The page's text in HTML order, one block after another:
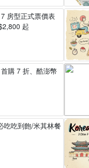
房型正式票價表
起
購 7 折、酷澎幣
吃吃到飽/米其林餐